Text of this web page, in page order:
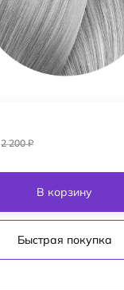
2 200₽
В корзину
Быстрая покупка